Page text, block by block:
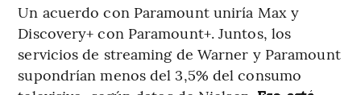
Un acuerdo con Paramount uniría Max y
Discovery+ con Paramount+. Juntos, los
servicios de streaming de Warner y Paramount
supondrían menos del 3,5% del consumo